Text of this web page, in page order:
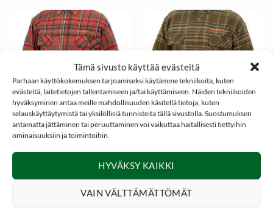
Tämä sivusto käyttää evästeitä
Parhaan käyttökokemuksen tarjoamiseksi käytämme tekniikoita, kuten
evästeitä, laitetietojen tallentamiseen ja/tai käyttämiseen. Näiden tekniikoiden
hyväksyminen antaa meille mahdollisuuden käsitellä tietoja, kuten
selauskäyttäytymistä tai yksilöllisiä tunnisteita tällä sivustolla. Suostumuksen
antamatta jättäminen tai peruuttaminen voi vaikuttaa haitallisesti tiettyihin
ominaisuuksiin ja toimintoihin.
HYVÄKSY KAIKKI
VAIN VÄLTTÄMÄTTÖMÄT
flanellipaita, Punainen
59,00€
Dovrefjell
59,00€